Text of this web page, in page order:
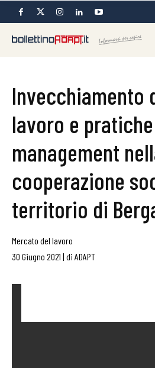
Invecchiamento
lavoro e
management
cooperazione
territorio di
Mercato del lavoro
30 Giugno 2021 | di ADAPT